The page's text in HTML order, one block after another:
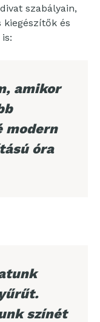
szabályain,
és
amikor
modern
óra
színét